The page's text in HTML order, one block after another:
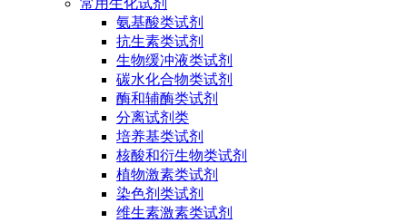
常用生化试剂
氨基酸类试剂
抗生素类试剂
生物缓冲液类试剂
碳水化合物类试剂
酶和辅酶类试剂
分离试剂类
培养基类试剂
核酸和衍生物类试剂
植物激素类试剂
染色剂类试剂
维生素激素类试剂